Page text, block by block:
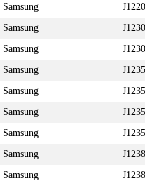
Samsung
Samsung
Samsung
Samsung
Samsung
Samsung
Samsung
Samsung
Samsung